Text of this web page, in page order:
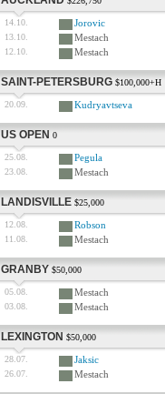
14.10. Jorovic
13.10. Mestach
12.10. Mestach
SAINT-PETERSBURG $100,000+H
20.09. Kudryavtseva
US OPEN 0
25.08. Pegula
23.08. Mestach
LANDISVILLE $25,000
12.08. Robson
11.08. Mestach
GRANBY $50,000
05.08. Mestach
03.08. Mestach
LEXINGTON $50,000
28.07. Jaksic
26.07. Mestach